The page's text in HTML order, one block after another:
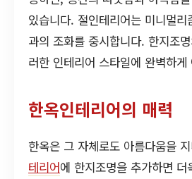
있습니다. 절인테리어는 미니멀
과의 조화를 중시합니다. 한지조
러한 인테리어 스타일에 완벽하게
한옥인테리어의 매력
한옥은 그 자체로도 아름다움을
테리어에 한지조명을 추가하면